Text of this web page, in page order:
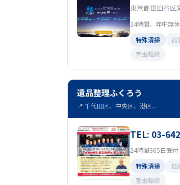
東京都世田谷区
24時間、年中無休
特殊清掃
孤
害虫駆除
遺品整理ふくろう
📍 千代田区、中央区、港区...
TEL: 03-
24時間365日受付
特殊清掃
孤
害虫駆除